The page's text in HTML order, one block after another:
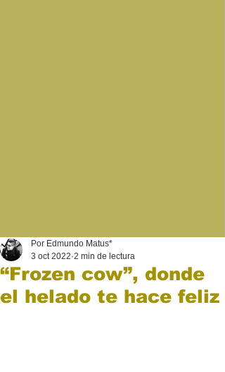
“Frozen cow”, donde
el helado te hace feliz
Por Edmundo Matus*
3 oct 2022 2 min de lectura